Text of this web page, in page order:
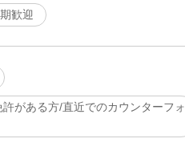
歓迎
がある方/直近でのカウンターフォ